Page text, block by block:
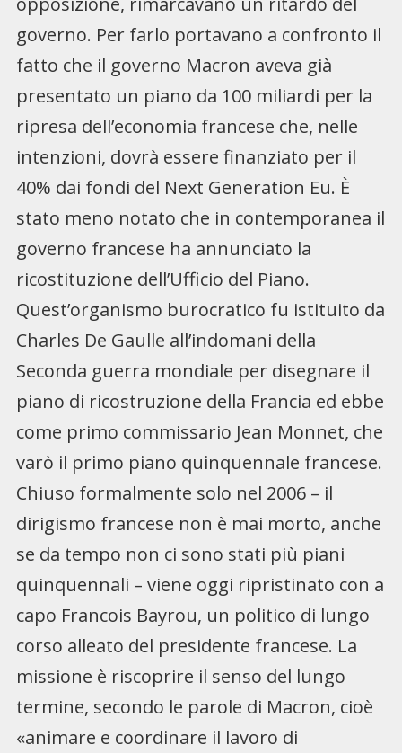
governo. Per farlo portavano a confronto il
fatto che il governo Macron aveva già
presentato un piano da 100 miliardi per la
ripresa dell’economia francese che, nelle
intenzioni, dovrà essere finanziato per il
40% dai fondi del Next Generation Eu. È
stato meno notato che in contemporanea il
governo francese ha annunciato la
ricostituzione dell’Ufficio del Piano.
Quest’organismo burocratico fu istituito da
Charles De Gaulle all’indomani della
Seconda guerra mondiale per disegnare il
piano di ricostruzione della Francia ed ebbe
come primo commissario Jean Monnet, che
varò il primo piano quinquennale francese.
Chiuso formalmente solo nel 2006 – il
dirigismo francese non è mai morto, anche
se da tempo non ci sono stati più piani
quinquennali – viene oggi ripristinato con a
capo Francois Bayrou, un politico di lungo
corso alleato del presidente francese. La
missione è riscoprire il senso del lungo
termine, secondo le parole di Macron, cioè
«animare e coordinare il lavoro di